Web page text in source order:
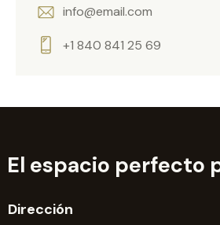
a
:
info@email.com
+1 840 841 25 69
El espacio perfecto
Dirección